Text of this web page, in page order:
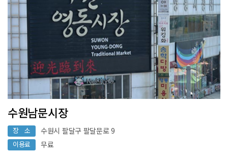
수원남문시장
장 소 수원시 팔달구 팔달문로 9
이용료 무료